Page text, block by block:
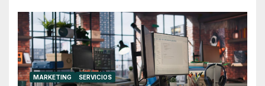
MARKETING SERVICIOS